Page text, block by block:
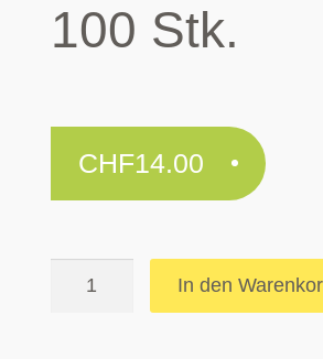
100 Stk.
CHF14.00
In den